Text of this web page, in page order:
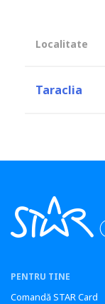
Localitate
Taraclia
PENTRU TINE
Comandă STAR Card